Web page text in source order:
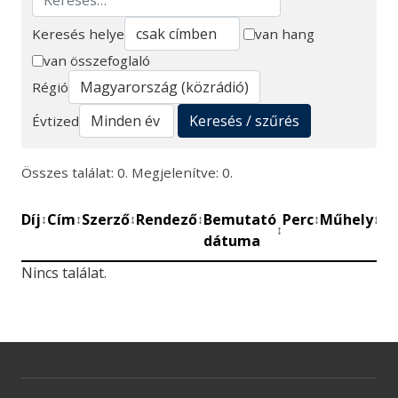
Keresés
Keresés helye
van hang
van összefoglaló
Régió
Évtized
Keresés / szűrés
Összes találat: 0. Megjelenítve: 0.
Díj↕Cím↕Szerző↕Rendező↕Bemutató
dátuma
↕
Perc↕Műhely↕
Nincs találat.